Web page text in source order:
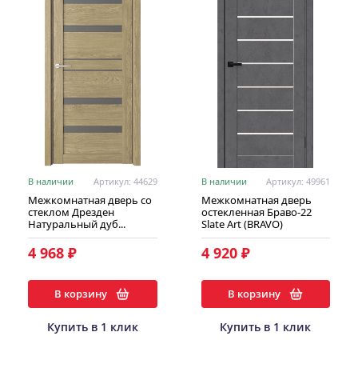
В наличии Артикул: 44629
Межкомнатная дверь со
стеклом Дрезден
Натуральный дуб...
4 968 ₽
В корзину
Купить в 1 клик
В наличии Артикул: 49961
Межкомнатная дверь
остекленная Браво-22
Slate Art (BRAVO)
4 920 ₽
В корзину
Купить в 1 клик